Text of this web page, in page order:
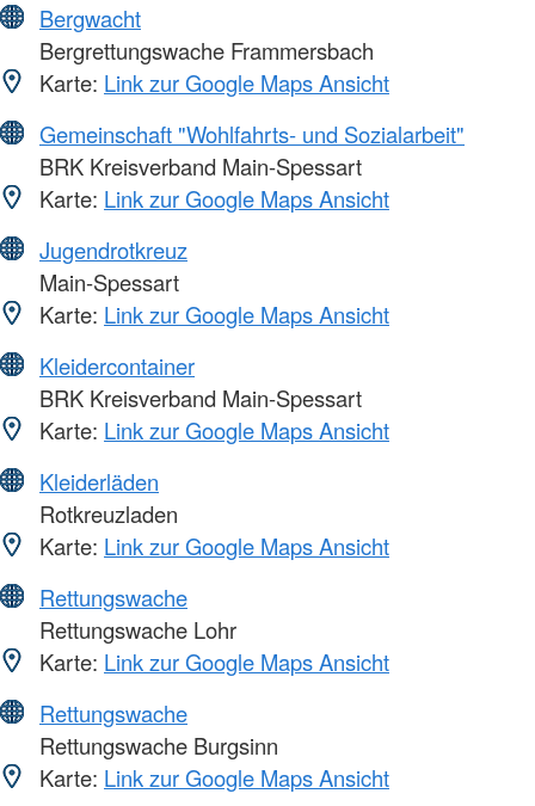
Bergwacht
Bergrettungswache Frammersbach
Karte: Link zur Google Maps Ansicht
Gemeinschaft "Wohlfahrts- und Sozialarbeit"
BRK Kreisverband Main-Spessart
Karte: Link zur Google Maps Ansicht
Jugendrotkreuz
Main-Spessart
Karte: Link zur Google Maps Ansicht
Kleidercontainer
BRK Kreisverband Main-Spessart
Karte: Link zur Google Maps Ansicht
Kleiderläden
Rotkreuzladen
Karte: Link zur Google Maps Ansicht
Rettungswache
Rettungswache Lohr
Karte: Link zur Google Maps Ansicht
Rettungswache
Rettungswache Burgsinn
Karte: Link zur Google Maps Ansicht